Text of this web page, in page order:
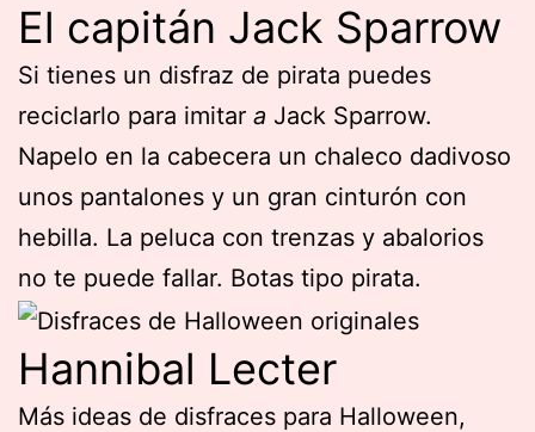
El capitán Jack Sparrow
Si tienes un disfraz de pirata puedes
reciclarlo para imitar a Jack Sparrow.
Napelo en la cabecera un chaleco dadivoso
unos pantalones y un gran cinturón con
hebilla. La peluca con trenzas y abalorios
no te puede fallar. Botas tipo pirata.
Hannibal Lecter
Más ideas de disfraces para Halloween,